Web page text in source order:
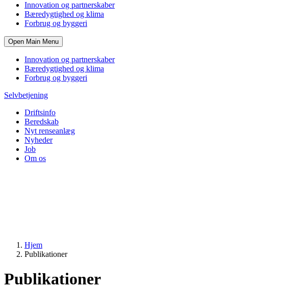
Innovation og partnerskaber
Bæredygtighed og klima
Forbrug og byggeri
Open Main Menu
Innovation og partnerskaber
Bæredygtighed og klima
Forbrug og byggeri
Selvbetjening
Driftsinfo
Beredskab
Nyt renseanlæg
Nyheder
Job
Om os
Hjem
Publikationer
Publikationer